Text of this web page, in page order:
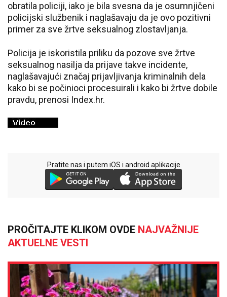
obratila policiji, iako je bila svesna da je osumnjičeni
policijski službenik i naglašavaju da je ovo pozitivni
primer za sve žrtve seksualnog zlostavljanja.
Policija je iskoristila priliku da pozove sve žrtve
seksualnog nasilja da prijave takve incidente,
naglašavajući značaj prijavljivanja kriminalnih dela
kako bi se počinioci procesuirali i kako bi žrtve dobile
pravdu, prenosi Index.hr.
Pratite nas i putem iOS i android aplikacije
PROČITAJTE KLIKOM OVDE NAJVAŽNIJE
AKTUELNE VESTI